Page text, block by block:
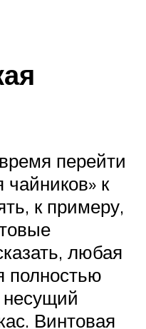
перейти
чайников» к
к примеру,
любая
полностью
Винтовая